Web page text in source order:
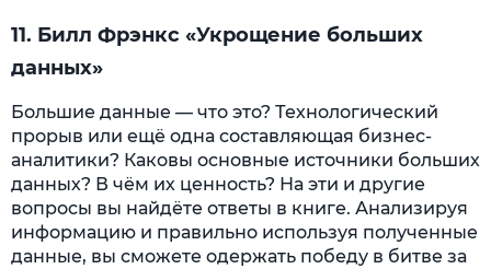
11. Билл Фрэнкс «Укрощение больших
данных»
Большие данные — что это? Технологический
прорыв или ещё одна составляющая бизнес-
аналитики? Каковы основные источники больших
данных? В чём их ценность? На эти и другие
вопросы вы найдёте ответы в книге. Анализируя
информацию и правильно используя полученные
данные, вы сможете одержать победу в битве за